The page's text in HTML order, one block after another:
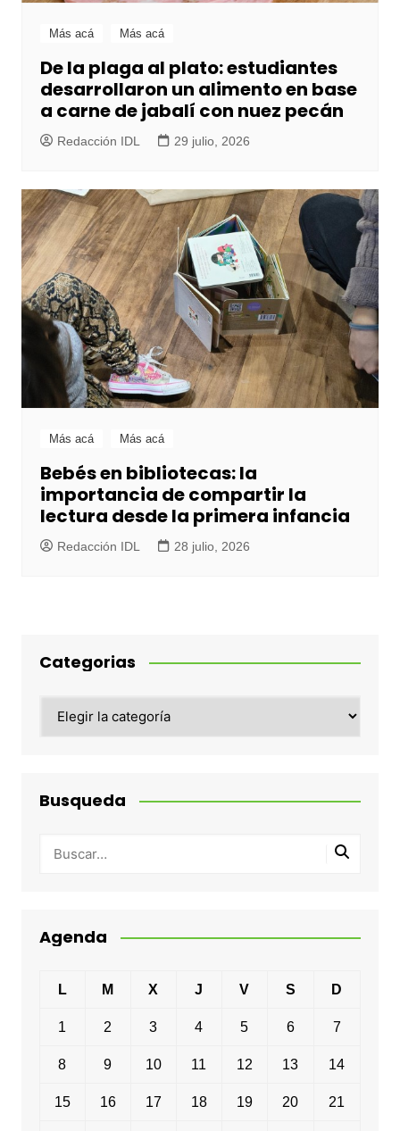
Más acá Más acá
De la plaga al plato: estudiantes
desarrollaron un alimento en base
a carne de jabalí con nuez pecán
Redacción IDL 29 julio, 2026
Más acá Más acá
Bebés en bibliotecas: la
importancia de compartir la
lectura desde la primera infancia
Redacción IDL 28 julio, 2026
Categorias
Busqueda
Agenda
L M X J V S D
1 2 3 4 5 6 7
8 9 10 11 12 13 14
15 16 17 18 19 20 21